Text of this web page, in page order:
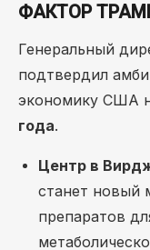
ФАКТОР
Генеральный
подтвердил
экономику США
года.
Центр в
станет новый
препаратов